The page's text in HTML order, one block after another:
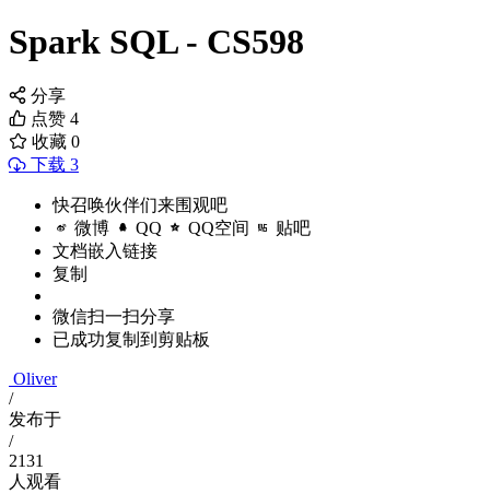
Spark SQL - CS598
分享
点赞 4
收藏 0
下载 3
快召唤伙伴们来围观吧
微博 QQ QQ空间 贴吧
文档嵌入链接
复制
微信扫一扫分享
已成功复制到剪贴板
Oliver
/
发布于
/
2131
人观看